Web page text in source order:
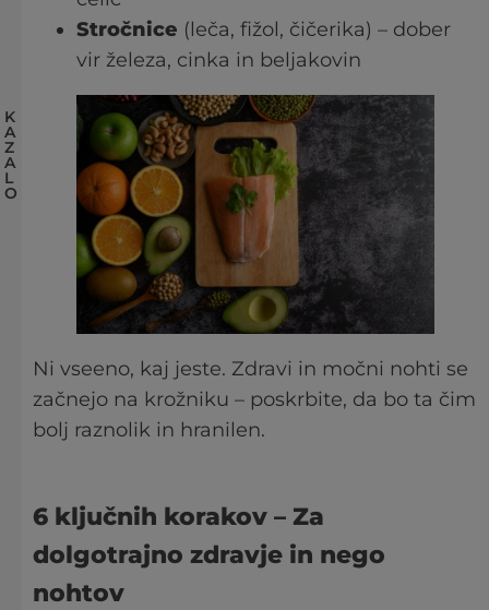
K
A
Z
A
L
O
Stročnice (leča, fižol, čičerika) – dober
vir železa, cinka in beljakovin
Ni vseeno, kaj jeste. Zdravi in močni nohti se
začnejo na krožniku – poskrbite, da bo ta čim
bolj raznolik in hranilen.
6 ključnih korakov – Za
dolgotrajno zdravje in nego
nohtov